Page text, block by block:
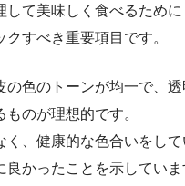
して美味しく食べるため
クすべき重要項目です。
の色のトーンが均一で、
ものが理想的です。
く、健康的な色合いをし
良かったことを示していま